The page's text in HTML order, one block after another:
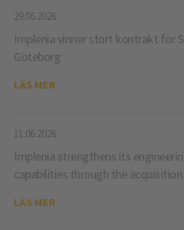
29.06.2026
Implenia vinner stort kontrakt för
Göteborg
LÄS MER
11.06.2026
Implenia strengthens its
capabilities through the
LÄS MER